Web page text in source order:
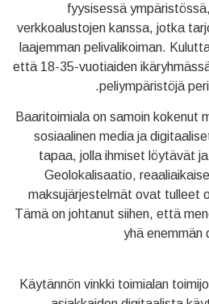
fyysisessä
verkkoalustojen kanssa, jotka
laajemman pelivalikoiman.
että 18-35-vuotiaiden
peliympäristöjä
Baaritoimiala on samoin kokenut
sosiaalinen media ja
tapaa, jolla ihmiset löytävät
Geolokalisaatio,
maksujärjestelmät ovat tulleet
Tämä on johtanut siihen, että
yhä enemmän
Käytännön vinkki toimialan